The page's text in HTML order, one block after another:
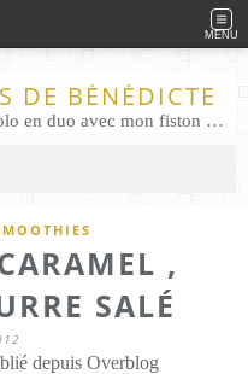
MENU
DE BÉNÉDICTE
Des gourmandises sans gluten en solo en duo avec mon fiston . Salé comme Sucré sans gluten éco responsable Les Gourmandises de Bénédicte gâteau produits locaux
,
SALÉ
depuis Overblog